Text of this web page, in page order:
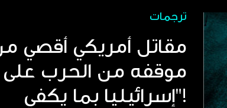
ترجمات
مقاتل أمريكي أقصي
موقفه من الحرب على
إسرائيليا بما يكفي"!